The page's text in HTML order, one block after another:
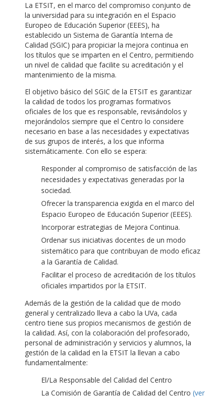
La ETSIT, en el marco del compromiso conjunto de
la universidad para su integración en el Espacio
Europeo de Educación Superior (EEES), ha
establecido un Sistema de Garantía Interna de
Calidad (SGIC) para propiciar la mejora continua en
los títulos que se imparten en el Centro, permitiendo
un nivel de calidad que facilite su acreditación y el
mantenimiento de la misma.
El objetivo básico del SGIC de la ETSIT es garantizar
la calidad de todos los programas formativos
oficiales de los que es responsable, revisándolos y
mejorándolos siempre que el Centro lo considere
necesario en base a las necesidades y expectativas
de sus grupos de interés, a los que informa
sistemáticamente. Con ello se espera:
Responder al compromiso de satisfacción de las
necesidades y expectativas generadas por la
sociedad.
Ofrecer la transparencia exigida en el marco del
Espacio Europeo de Educación Superior (EEES).
Incorporar estrategias de Mejora Continua.
Ordenar sus iniciativas docentes de un modo
sistemático para que contribuyan de modo eficaz
a la Garantía de Calidad.
Facilitar el proceso de acreditación de los títulos
oficiales impartidos por la ETSIT.
Además de la gestión de la calidad que de modo
general y centralizado lleva a cabo la UVa, cada
centro tiene sus propios mecanismos de gestión de
la calidad. Así, con la colaboración del profesorado,
personal de administración y servicios y alumnos, la
gestión de la calidad en la ETSIT la llevan a cabo
fundamentalmente:
El/La Responsable del Calidad del Centro
La Comisión de Garantía de Calidad del Centro (ver